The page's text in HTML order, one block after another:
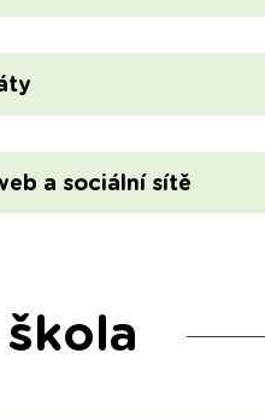
a sociální sítě